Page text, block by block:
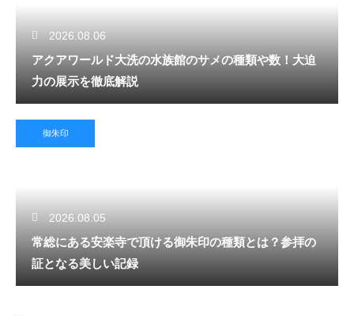
2026.08.06
アクアワールド大洗の水族館のサメの種類や数！大迫
力の展示を徹底解説
御朱印
2026.08.05
常総にある安楽寺で頂ける御朱印の種類とは？参拝の
証となる美しい記録